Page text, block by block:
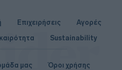
Επιχειρήσεις
Αγορές
Sustainability
μας
Όροι χρήσης